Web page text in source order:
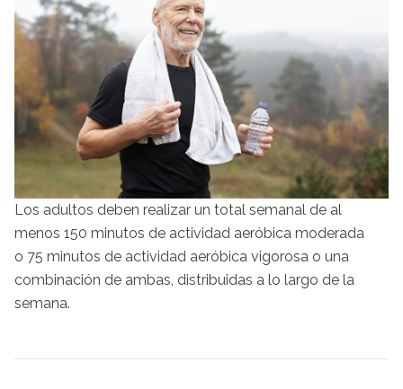
Los adultos deben realizar un total semanal de al
menos 150 minutos de actividad aeróbica moderada
o 75 minutos de actividad aeróbica vigorosa o una
combinación de ambas, distribuidas a lo largo de la
semana.